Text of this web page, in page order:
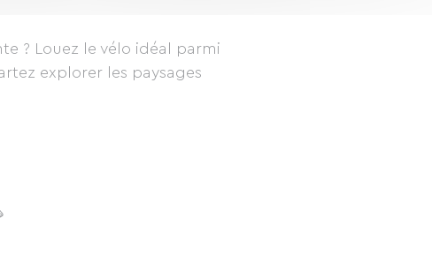
? Louez le vélo idéal parmi
explorer les paysages